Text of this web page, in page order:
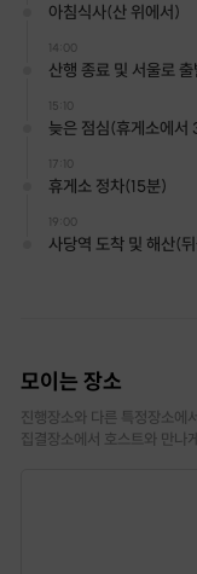
아침식사(산 위에서)
14:00
산행 종료 및 서울로
15:10
늦은 점심(휴게소에서
17:10
휴게소 정차(15분)
19:00
사당역 도착 및 해산(
모이는 장소
진행장소와 다른 특정장소에
집결장소에서 호스트와 만나